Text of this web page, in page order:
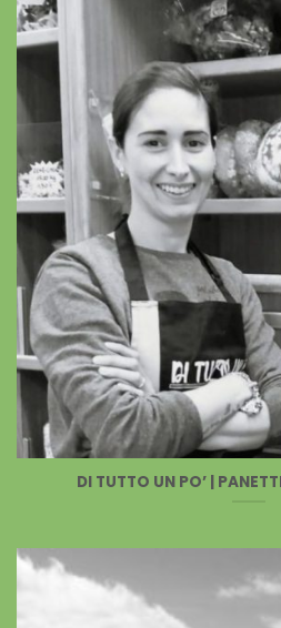
DI TUTTO UN PO’ |